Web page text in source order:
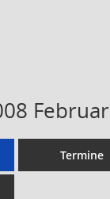
Februar
Termine